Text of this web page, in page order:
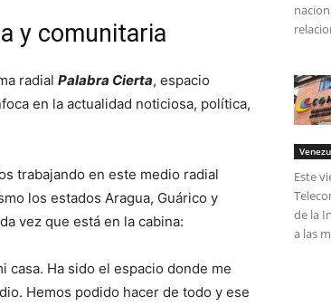
y comunitaria
radial Palabra Cierta, espacio
en la actualidad noticiosa, política,
trabajando en este medio radial
los estados Aragua, Guárico y
vez que está en la cabina:
casa. Ha sido el espacio donde me
Hemos podido hacer de todo y ese
Este
de la
a las